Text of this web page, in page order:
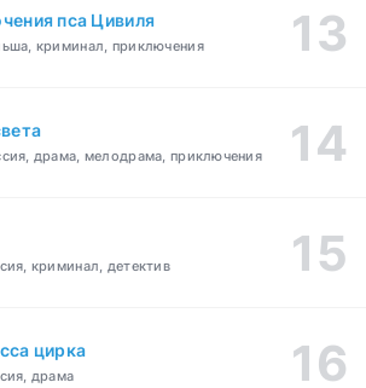
пса Цивиля
криминал, приключения
драма, мелодрама, приключения
криминал, детектив
цирка
драма